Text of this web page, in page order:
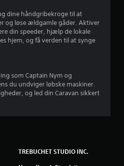
dine håndgribekroge til at
og løse ældgamle gåder. Aktiver
din speeder, hjælp de lokale
hjem, og få verden til at synge
som Captain Nym og
du undviger løbske maskiner.
og led din Caravan sikkert
TREBUCHET STUDIO INC.